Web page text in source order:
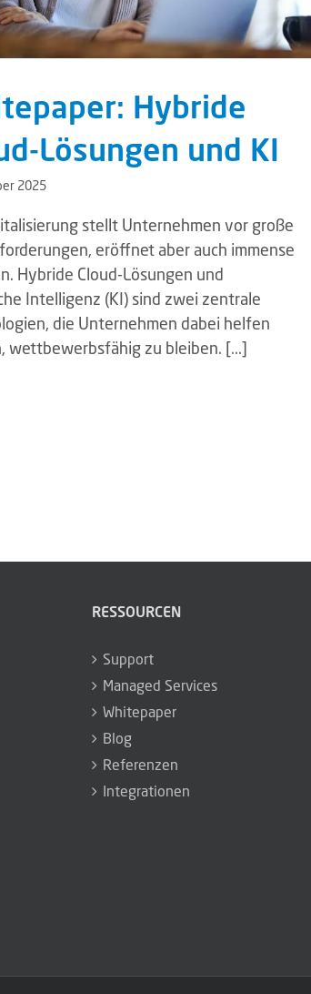
Hybride
Lösungen und KI
2025
stellt Unternehmen vor große
eröffnet aber auch immense
Hybride Cloud-Lösungen und
Intelligenz (KI) sind zwei zentrale
die Unternehmen dabei helfen
wettbewerbsfähig zu bleiben. [...]
RESSOURCEN
Support
Managed Services
Whitepaper
Blog
Referenzen
Integrationen